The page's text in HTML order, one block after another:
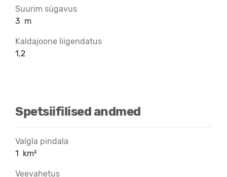
Suurim sügavus
3 m
Kaldajoone liigendatus
1,2
Spetsiifilised andmed
Valgla pindala
1 km²
Veevahetus